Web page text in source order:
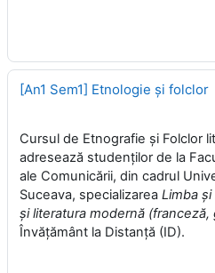
[An1 Sem1] Etnologie şi folclor
Cursul de Etnografie şi Folclor
adresează studenţilor de la
ale Comunicării, din cadrul
Suceava, specializarea Limba
şi literatura modernă (franceză,
Învăţământ la Distanţă (ID).